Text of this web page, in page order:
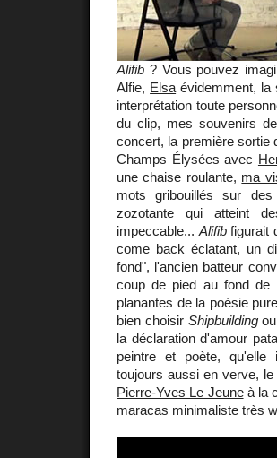
Alifib ? Vous pouvez
Alfie, Elsa évidemment, la
interprétation toute
du clip, mes souvenirs de
concert, la première sortie
Champs Élysées avec
une chaise roulante, ma
mots gribouillés sur
zozotante qui atteint
impeccable... Alifibfigurait
come back éclatant, un
fond", l'ancien batteur
coup de pied au fond de
planantes de la poésie
bien choisir Shipbuilding
la déclaration d'amour
peintre et poète, qu'elle
toujours aussi en verve, le
Pierre-Yves Le Jeuneà la
maracas minimaliste très